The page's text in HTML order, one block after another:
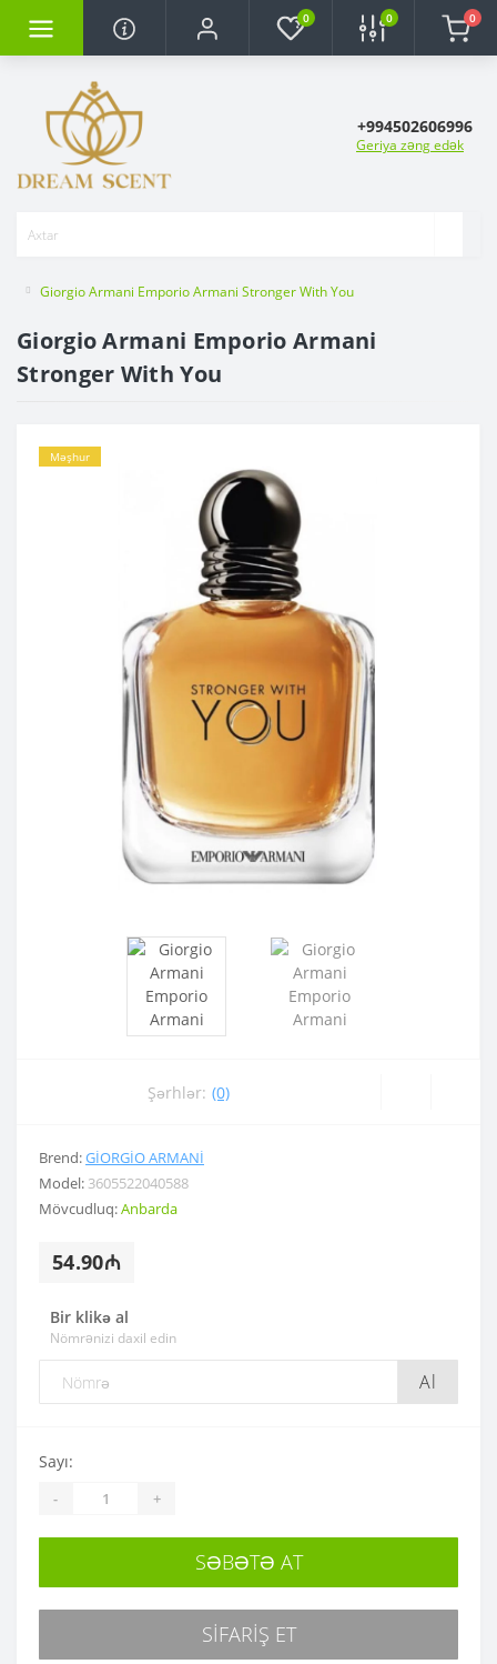
0 0 0
+994502606996
Geriya zəng edək
Giorgio Armani Emporio Armani Stronger With You
Giorgio Armani Emporio Armani
Stronger With You
Məşhur
Şərhlər: (0)
Brend:GIORGIO ARMANI
Model: 3605522040588
Mövcudluq:Anbarda
54.90₼
Bir klikə al
Nömrənizi daxil edin
Al
Sayı:
- +
SƏBƏTƏ AT
SIFARIŞ ET